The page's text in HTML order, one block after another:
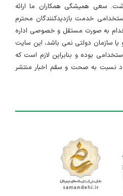
سعی همیشگی همکاران ما ارائه
خدمت بازدیدکنندگان محترم
به صورت مستقل و خصوصی اداره
سازمان دولتی نمی باشد، این سایت
بوده و بنابراین لازم است که
نسبت به صحت و سقم اخبار منتشر